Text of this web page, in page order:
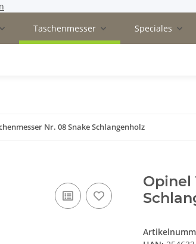
Taschenmesser Speciales
Nr. 08 Snake Schlangenholz
Opinel